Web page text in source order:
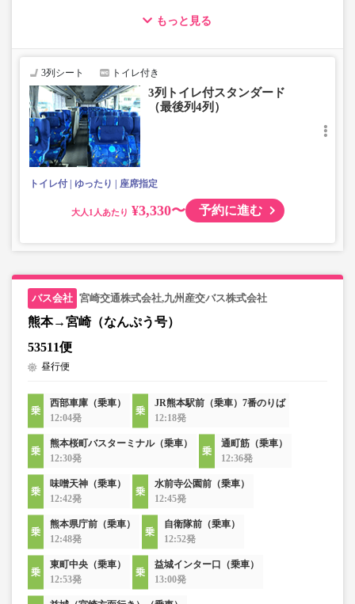
・車内トイレ完備で長旅でも安心。※車両により異なりま
・3列シートでゆったり快適なバス旅を。（最後尾は4列）
・車内は常時換気し、清掃・除菌を徹底。
もっと見る
3列シート トイレ付き
3列トイレ付スタンダード
（最後列4列）
トイレ付 ゆったり 座席指定
大人 ¥3,330〜 予約に進む
宮崎交通株式会社,九州産交バス株式会社
熊本→宮崎（なんぷう号）
53511便
昼行便
西部車庫（乗車）
12:04発
JR熊本駅前（乗車）7番のりば
12:18発
熊本桜町バスターミナル（乗車）
12:30発
通町筋（乗車）
12:36発
味噌天神（乗車）
12:42発
水前寺公園前（乗車）
12:45発
熊本県庁前（乗車）
12:48発
自衛隊前（乗車）
12:52発
東町中央（乗車）
12:53発
益城インター口（乗車）
13:00発